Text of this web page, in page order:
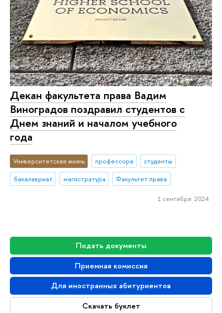
Подать документы
Приемная комиссия
Для иностранных абитуриентов
Скачать буклет
Декан факультета права Вадим
Виноградов поздравил студентов с
Днем знаний и началом учебного
года
Университетская жизнь профессора
студенты
бакалавриат
магистратура Факультет права
1 сентября 2024